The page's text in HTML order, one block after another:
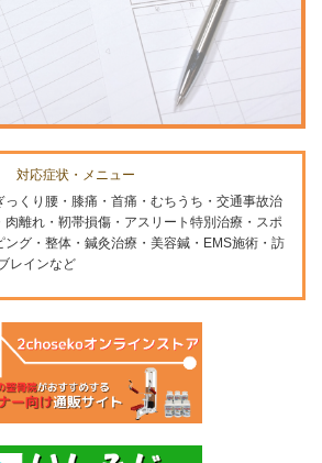
対応症状・メニュー
っくり腰・膝痛・首痛・むちうち・交通事故治
離れ・靭帯損傷・アスリート特別治療・スポ
ング・整体・鍼灸治療・美容鍼・EMS施術・訪
レインなど